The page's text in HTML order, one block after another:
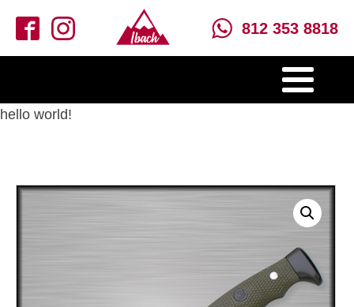
812 353 8818
hello world!